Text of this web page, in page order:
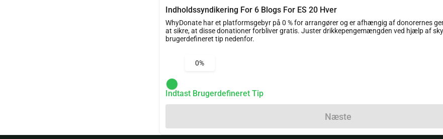
Indholdssyndikering For 6 Blogs For ES 20 Hver
WhyDonate har et platformsgebyr på 0 % for arrangører og er afhængig af donorernes
at sikre, at disse donationer forbliver gratis. Juster drikkepengemængden ved hjælp af
brugerdefineret tip nedenfor.
0%
Indtast Brugerdefineret Tip
Næste